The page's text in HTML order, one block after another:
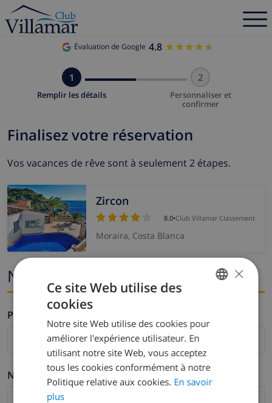
Évaluation de Google 4.8 ★★★★★
★★★★★
1
Remplir les détails
2
Personnaliser et
confirmer
Finalisez votre réservation
Vos vacances de rêve sont à seulement 2 étapes.
Zircon
8.0•Club Villamar Classement
Moraira, Costa Blanca
Nom et adresse e-mail
Prénom *
Nom de famille *
DUTCH
SPANISH
GERMAN
×
Ce site Web utilise des
cookies
Notre site Web utilise des cookies pour
améliorer l'expérience utilisateur. En
utilisant notre site Web, vous acceptez
tous les cookies conformément à notre
Politique relative aux cookies. En savoir
plus